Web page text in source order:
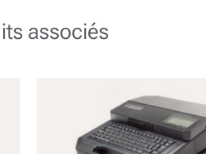
associés